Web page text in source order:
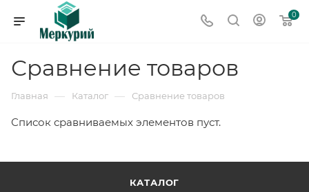
0
Сравнение товаров
Главная — Каталог — Сравнение товаров
Список сравниваемых элементов пуст.
КАТАЛОГ